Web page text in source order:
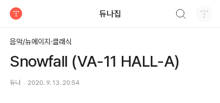
듀나집
음악/뉴에이지·클래식
Snowfall (VA-11 HALL-A)
듀나 2020. 9. 13. 20:54